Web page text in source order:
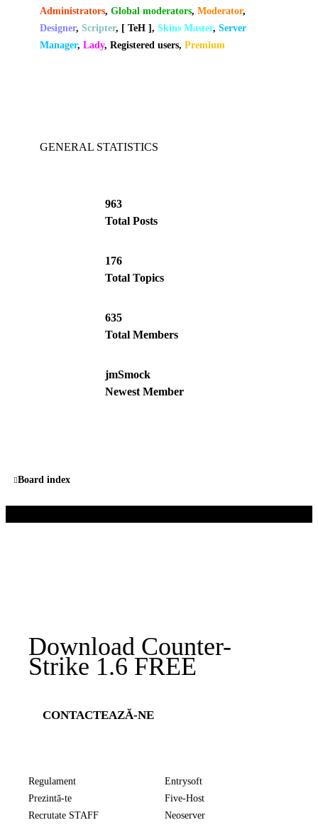
Administrators, Global moderators, Moderator,
Designer, Scripter, [ TeH ] , Skins Master, Server
Manager, Lady, Registered users, Premium
GENERAL STATISTICS
963
Total Posts
176
Total Topics
635
Total Members
jmSmock
Newest Member
Board index
Download Counter-
Strike 1.6 FREE
CONTACTEAZĂ-NE
Regulament
Prezintă-te
Recrutate STAFF
Entrysoft
Five-Host
Neoserver